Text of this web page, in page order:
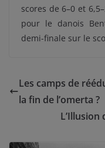
scores de 6–0 et
pour le danois
demi-finale sur le
Les camps de
la fin de l’omerta ?
L’Illusion